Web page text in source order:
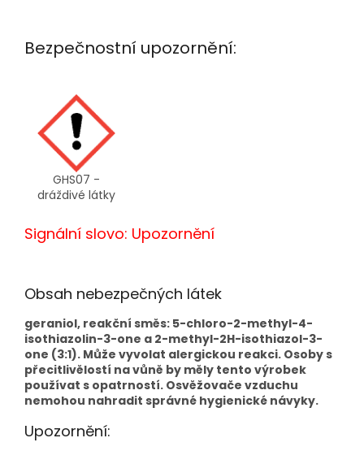
Bezpečnostní upozornění:
GHS07 -
dráždivé látky
Signální slovo: Upozornění
Obsah nebezpečných látek
geraniol, reakční směs: 5-chloro-2-methyl-4-
isothiazolin-3-one a 2-methyl-2H-isothiazol-3-
one (3:1). Může vyvolat alergickou reakci. Osoby s
přecitlivělostí na vůně by měly tento výrobek
používat s opatrností. Osvěžovače vzduchu
nemohou nahradit správné hygienické návyky.
Upozornění: